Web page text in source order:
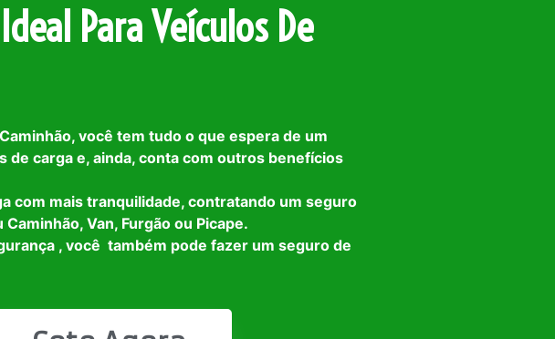
Para Veículos De
você tem tudo o que espera de um
de carga e, ainda, conta com outros benefícios
com mais tranquilidade, contratando um seguro
Van, Furgão ou Picape.
, você também pode fazer um seguro de